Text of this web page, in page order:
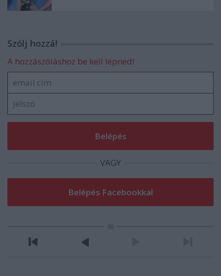
Szólj hozzá!
A hozzászóláshoz be kell lépned!
VAGY